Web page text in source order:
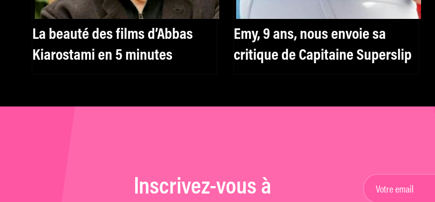
La beauté des films d’Abbas
Kiarostami en 5 minutes
Emy, 9 ans, nous envoie sa
critique de Capitaine Superslip
Inscrivez-vous à